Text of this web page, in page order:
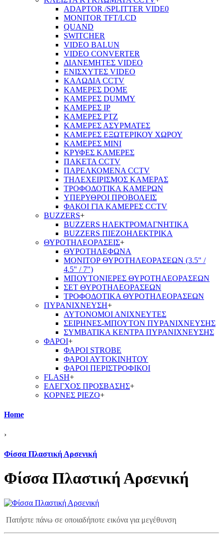
ADAPTOR /SPLITTER VIDE0
MONITOR TFT/LCD
QUAND
SWITCHER
VIDEO BALUN
VIDEO CONVERTER
ΔΙΑΝΕΜΗΤΕΣ VIDEO
ΕΝΙΣΧΥΤΕΣ VIDEO
ΚΑΛΩΔΙΑ CCTV
ΚΑΜΕΡΕΣ DOME
ΚΑΜΕΡΕΣ DUMMY
ΚΑΜΕΡΕΣ IP
ΚΑΜΕΡΕΣ PTZ
ΚΑΜΕΡΕΣ ΑΣΥΡΜΑΤΕΣ
ΚΑΜΕΡΕΣ ΕΞΩΤΕΡΙΚΟΥ ΧΩΡΟΥ
ΚΑΜΕΡΕΣ ΜΙΝΙ
ΚΡΥΦΕΣ ΚΑΜΕΡΕΣ
ΠΑΚΕΤΑ CCTV
ΠΑΡΕΛΚΟΜΕΝΑ CCTV
ΤΗΛΕΧΕΙΡΙΣΜΟΣ ΚΑΜΕΡΑΣ
ΤΡΟΦΟΔΟΤΙΚΑ ΚΑΜΕΡΩΝ
ΥΠΕΡΥΘΡΟΙ ΠΡΟΒΟΛΕΙΣ
ΦΑΚΟΙ ΓΙΑ ΚΑΜΕΡΕΣ CCTV
BUZZERS+
BUZZERS ΗΛΕΚΤΡΟΜΑΓΝΗΤΙΚΑ
BUZZERS ΠΙΕΖΟΗΛΕΚΤΡΙΚΑ
ΘΥΡΟΤΗΛΕΟΡΑΣΕΙΣ+
ΘΥΡΟΤΗΛΕΦΩΝΑ
ΜΟΝΙΤΟΡ ΘΥΡΟΤΗΛΕΟΡΑΣΕΩΝ (3.5" /
4.5" / 7")
ΜΠΟΥΤΟΝΙΕΡΕΣ ΘΥΡΟΤΗΛΕΟΡΑΣΕΩΝ
ΣΕΤ ΘΥΡΟΤΗΛΕΟΡΑΣΕΩΝ
ΤΡΟΦΟΔΟΤΙΚΑ ΘΥΡΟΤΗΛΕΟΡΑΣΕΩΝ
ΠΥΡΑΝΙΧΝΕΥΣΗ+
ΑΥΤΟΝΟΜΟΙ ΑΝΙΧΝΕΥΤΕΣ
ΣΕΙΡΗΝΕΣ-ΜΠΟΥΤΟΝ ΠΥΡΑΝΙΧΝΕΥΣΗΣ
ΣΥΜΒΑΤΙΚΑ ΚΕΝΤΡΑ ΠΥΡΑΝΙΧΝΕΥΣΗΣ
ΦΑΡΟΙ+
ΦΑΡΟΙ STROBE
ΦΑΡΟΙ ΑΥΤΟΚΙΝΗΤΟΥ
ΦΑΡΟΙ ΠΕΡΙΣΤΡΟΦΙΚΟΙ
FLASH+
ΕΛΕΓΧΟΣ ΠΡΟΣΒΑΣΗΣ+
ΚΟΡΝΕΣ PIEZO+
Home
›
Φίσσα Πλαστική Αρσενική
Φίσσα Πλαστική Αρσενική
Πατήστε πάνω σε οποιαδήποτε εικόνα για μεγέθυνση